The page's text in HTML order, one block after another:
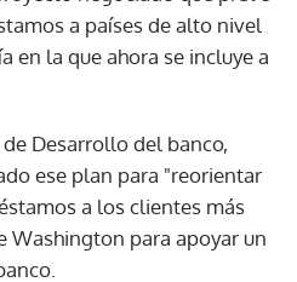
a países de alto nivel
en la que ahora se incluye a
Desarrollo del banco,
ese plan para "reorientar
a los clientes más
Washington para apoyar un